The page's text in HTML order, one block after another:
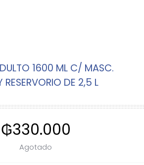
1600 ML C/ MASC.
RESERVORIO DE 2,5 L
₲330.000
Agotado